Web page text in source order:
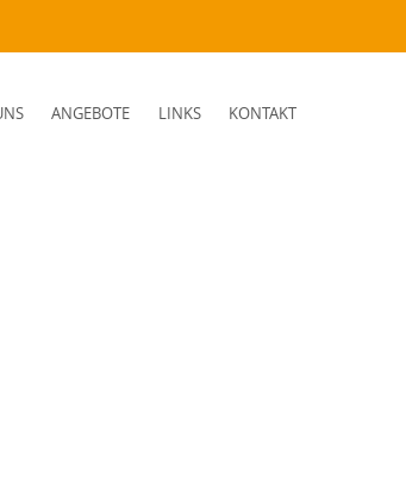
ANGEBOTE LINKS KONTAKT